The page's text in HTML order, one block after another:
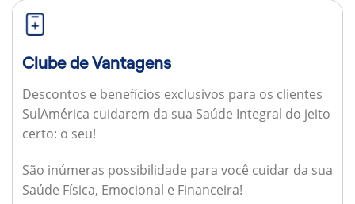
Clube de Vantagens
Descontos e benefícios exclusivos para os clientes
SulAmérica cuidarem da sua Saúde Integral do jeito
certo: o seu!
São inúmeras possibilidade para você cuidar da sua
Saúde Física, Emocional e Financeira!